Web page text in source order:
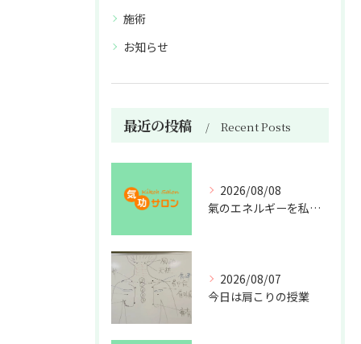
施術
お知らせ
最近の投稿 Recent Posts
2026/08/08
氣のエネルギーを私利私欲のために使うな
2026/08/07
今日は肩こりの授業